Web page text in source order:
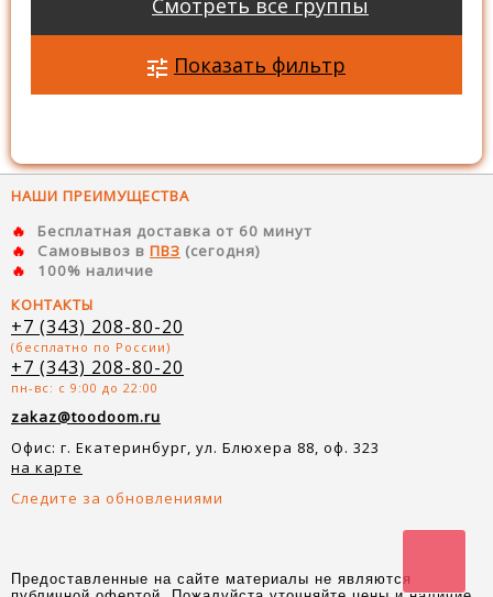
Смотреть все группы
Показать фильтр
НАШИ ПРЕИМУЩЕСТВА
Бесплатная доставка от 60 минут
Самовывоз в ПВЗ (сегодня)
100% наличие
КОНТАКТЫ
+7 (343) 208-80-20
(бесплатно по России)
+7 (343) 208-80-20
пн-вс: с 9:00 до 22:00
zakaz@toodoom.ru
Офис: г. Екатеринбург, ул. Блюхера 88, оф. 323
на карте
Следите за обновлениями
Предоставленные на сайте материалы не являются